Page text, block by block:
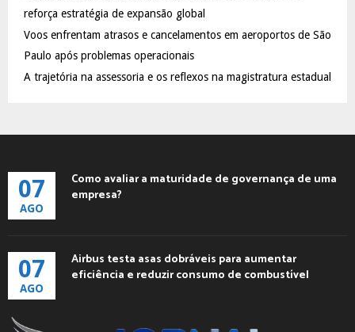
reforça estratégia de expansão global
Voos enfrentam atrasos e cancelamentos em aeroportos de São
Paulo após problemas operacionais
A trajetória na assessoria e os reflexos na magistratura estadual
07
AGO
Como avaliar a maturidade de governança de uma
empresa?
07
AGO
Airbus testa asas dobráveis para aumentar
eficiência e reduzir consumo de combustível